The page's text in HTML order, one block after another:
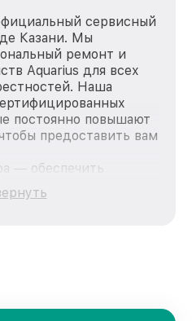
сервисный
Казани. Мы
ремонт и
Aquarius для всех
Наша
постоянно повышают
предоставить вам
— обеспечить
ремонт для
продукции Aquarius,